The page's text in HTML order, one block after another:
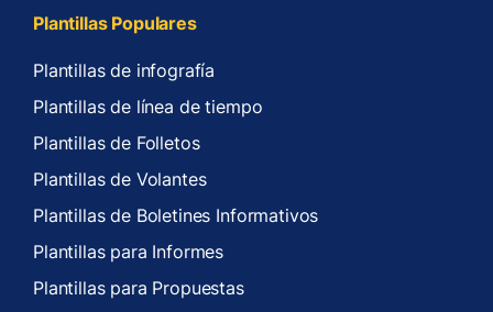
Plantillas Populares
Plantillas de infografía
Plantillas de línea de tiempo
Plantillas de Folletos
Plantillas de Volantes
Plantillas de Boletines Informativos
Plantillas para Informes
Plantillas para Propuestas